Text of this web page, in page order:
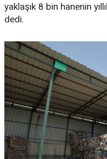
yaklaşık 8 bin hanenin
dedi.